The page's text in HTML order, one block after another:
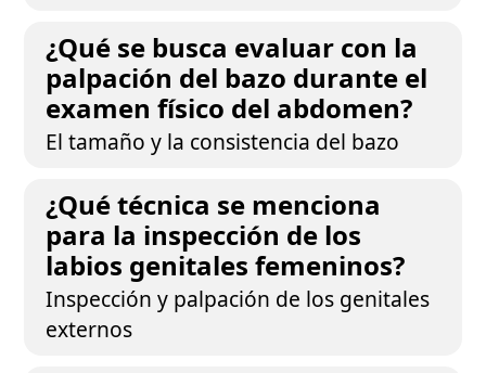
¿Qué se busca evaluar con la
palpación del bazo durante el
examen físico del abdomen?
El tamaño y la consistencia del bazo
¿Qué técnica se menciona
para la inspección de los
labios genitales femeninos?
Inspección y palpación de los genitales
externos